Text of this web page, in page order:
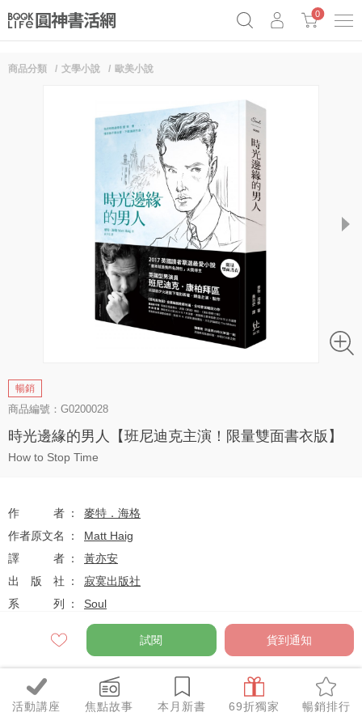
0
活動講座 焦點故事 本月新書 69折獨家 暢銷排行
商品分類 文學小說 歐美小說
next
暢銷
商品編號：G0200028
時光邊緣的男人【班尼迪克主演！限量雙面書衣版】
How to Stop Time
作者
麥特．海格
作者原文名
Matt Haig
譯者
黃亦安
出版社
寂寞出版社
系列
Soul
2018-03-08
定價 $370
試閱 貨到通知